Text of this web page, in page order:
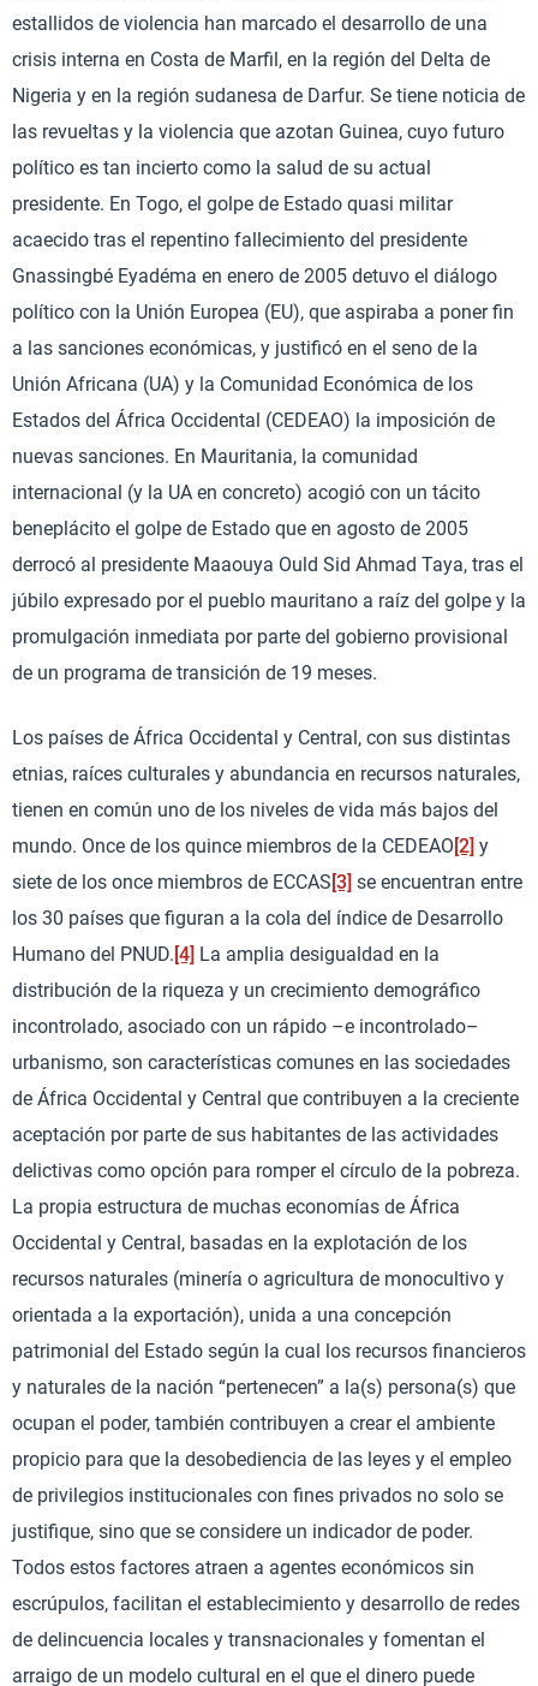
estallidos de violencia han marcado el desarrollo de una
crisis interna en Costa de Marfil, en la región del Delta de
Nigeria y en la región sudanesa de Darfur. Se tiene noticia de
las revueltas y la violencia que azotan Guinea, cuyo futuro
político es tan incierto como la salud de su actual
presidente. En Togo, el golpe de Estado quasi militar
acaecido tras el repentino fallecimiento del presidente
Gnassingbé Eyadéma en enero de 2005 detuvo el diálogo
político con la Unión Europea (EU), que aspiraba a poner fin
a las sanciones económicas, y justificó en el seno de la
Unión Africana (UA) y la Comunidad Económica de los
Estados del África Occidental (CEDEAO) la imposición de
nuevas sanciones. En Mauritania, la comunidad
internacional (y la UA en concreto) acogió con un tácito
beneplácito el golpe de Estado que en agosto de 2005
derrocó al presidente Maaouya Ould Sid Ahmad Taya, tras el
júbilo expresado por el pueblo mauritano a raíz del golpe y la
promulgación inmediata por parte del gobierno provisional
de un programa de transición de 19 meses.
Los países de África Occidental y Central, con sus distintas
etnias, raíces culturales y abundancia en recursos naturales,
tienen en común uno de los niveles de vida más bajos del
mundo. Once de los quince miembros de la CEDEAO [2] y
siete de los once miembros de ECCAS [3] se encuentran entre
los 30 países que figuran a la cola del índice de Desarrollo
Humano del PNUD. [4] La amplia desigualdad en la
distribución de la riqueza y un crecimiento demográfico
incontrolado, asociado con un rápido –e incontrolado–
urbanismo, son características comunes en las sociedades
de África Occidental y Central que contribuyen a la creciente
aceptación por parte de sus habitantes de las actividades
delictivas como opción para romper el círculo de la pobreza.
La propia estructura de muchas economías de África
Occidental y Central, basadas en la explotación de los
recursos naturales (minería o agricultura de monocultivo y
orientada a la exportación), unida a una concepción
patrimonial del Estado según la cual los recursos financieros
y naturales de la nación “pertenecen” a la(s) persona(s) que
ocupan el poder, también contribuyen a crear el ambiente
propicio para que la desobediencia de las leyes y el empleo
de privilegios institucionales con fines privados no solo se
justifique, sino que se considere un indicador de poder.
Todos estos factores atraen a agentes económicos sin
escrúpulos, facilitan el establecimiento y desarrollo de redes
de delincuencia locales y transnacionales y fomentan el
arraigo de un modelo cultural en el que el dinero puede